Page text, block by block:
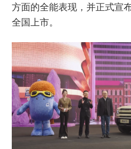
方面的全能表现，并正式宣
全国上市。